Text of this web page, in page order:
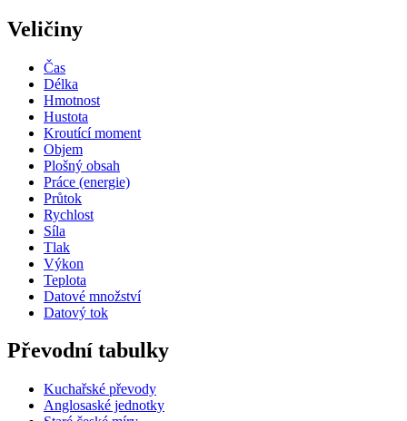
Veličiny
Čas
Délka
Hmotnost
Hustota
Kroutící moment
Objem
Plošný obsah
Práce (energie)
Průtok
Rychlost
Síla
Tlak
Výkon
Teplota
Datové množství
Datový tok
Převodní tabulky
Kuchařské převody
Anglosaské jednotky